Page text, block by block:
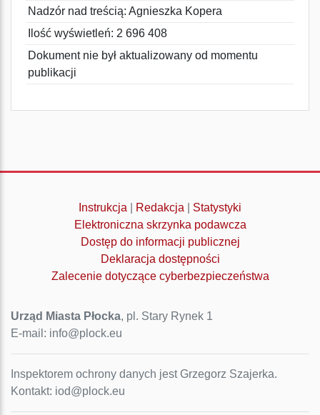
Nadzór nad treścią: Agnieszka Kopera
Ilość wyświetleń: 2 696 408
Dokument nie był aktualizowany od momentu
publikacji
Instrukcja Redakcja
Statystyki
Elektroniczna skrzynka podawcza
Dostęp do informacji publicznej
Deklaracja dostępności
Zalecenie dotyczące cyberbezpieczeństwa
Urząd Miasta Płocka, pl. Stary Rynek 1
E-mail: info@plock.eu
Inspektorem ochrony danych jest Grzegorz Szajerka.
Kontakt: iod@plock.eu